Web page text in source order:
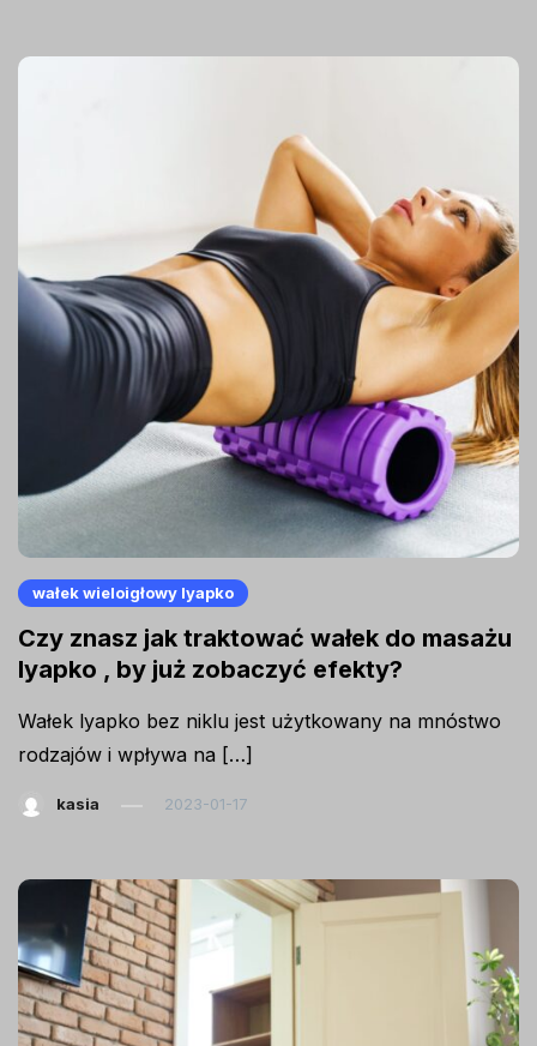
wałek wieloigłowy lyapko
Czy znasz jak traktować wałek do masażu
lyapko , by już zobaczyć efekty?
Wałek lyapko bez niklu jest użytkowany na mnóstwo
rodzajów i wpływa na […]
kasia 2023-01-17